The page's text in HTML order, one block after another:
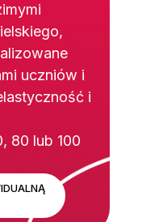
uczniów i
i
80 lub 100